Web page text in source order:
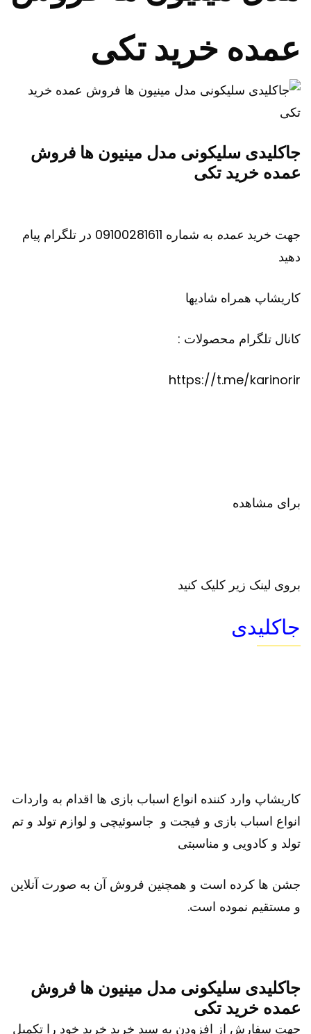
عمده خرید تکی
جاکلیدی سلیکونی مدل مینیون ها فروش
عمده خرید تکی
جهت خرید عمده
به شماره 09100281611 در تلگرام پیام
دهید
کاریشاپ همراه شادیها
کانال تلگرام محصولات :
https://t.me/karinorir
برای مشاهده
بروی لینک زیر کلیک کنید
جاکلیدی
کاریشاپ وارد کننده انواع اسباب بازی ها اقدام به واردات
انواع اسباب بازی و فیجت و جاسوئیچی و لوازم تولد و تم
تولد و کادویی و مناسبتی
جشن ها کرده است و همچنین فروش آن به صورت آنلاین
و مستقیم نموده است.
جاکلیدی سلیکونی مدل مینیون ها فروش
عمده خرید تکی
جهت سفارش از افزودن به سبد خرید خرید خود را تکمیل